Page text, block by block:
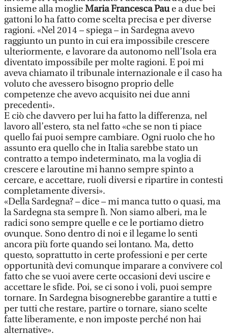
insieme alla moglieMaria Francesca Paue a due bei
gattoni lo ha fatto come scelta precisa e per diverse
ragioni. «Nel 2014 – spiega – in Sardegna avevo
raggiunto un punto in cui era impossibile crescere
ulteriormente, e lavorare da autonomo nell’Isola era
diventato impossibile per molte ragioni. E poi mi
aveva chiamato il tribunale internazionale e il caso ha
voluto che avessero bisogno proprio delle
competenze che avevo acquisito nei due anni
precedenti».
E ciò che davvero per lui ha fatto la differenza, nel
lavoro all’estero, sta nel fatto «che se non ti piace
quello fai puoi sempre cambiare. Ogni ruolo che ho
assunto era quello che in Italia sarebbe stato un
contratto a tempo indeterminato, ma la voglia di
crescere e laroutine mi hanno sempre spinto a
cercare, e accettare, ruoli diversi e ripartire in contesti
completamente diversi».
«Della Sardegna? – dice – mi manca tutto o quasi, ma
la Sardegna sta sempre lì. Non siamo alberi, ma le
radici sono sempre quelle e ce le portiamo dietro
ovunque. Sono dentro di noi e il legame lo senti
ancora più forte quando sei lontano. Ma, detto
questo, soprattutto in certe professioni e per certe
opportunità devi comunque imparare a convivere col
fatto che se vuoi avere certe occasioni devi uscire e
accettare le sfide. Poi, se ci sono i voli, puoi sempre
tornare. In Sardegna bisognerebbe garantire a tutti e
per tutti che restare, partire o tornare, siano scelte
fatte liberamente, e non imposte perché non hai
alternative».